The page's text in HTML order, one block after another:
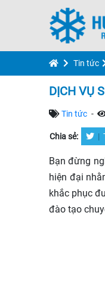
Tin tức
DỊCH VỤ
Tin tức -
Chia sẻ: |
Bạn đừng
hiện đại
khắc phục
đào tạo